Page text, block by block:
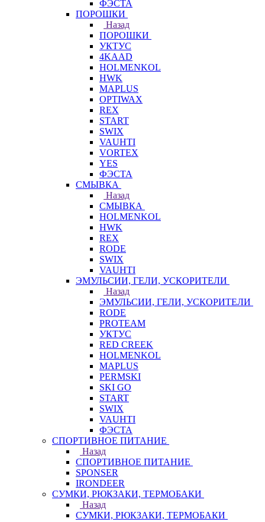
ФЭСТА
ПОРОШКИ
Назад
ПОРОШКИ
УКТУС
4KAAD
HOLMENKOL
HWK
MAPLUS
OPTIWAX
REX
START
SWIX
VAUHTI
VORTEX
YES
ФЭСТА
СМЫВКА
Назад
СМЫВКА
HOLMENKOL
HWK
REX
RODE
SWIX
VAUHTI
ЭМУЛЬСИИ, ГЕЛИ, УСКОРИТЕЛИ
Назад
ЭМУЛЬСИИ, ГЕЛИ, УСКОРИТЕЛИ
RODE
PROTEAM
УКТУС
RED CREEK
HOLMENKOL
MAPLUS
PERMSKI
SKI GO
START
SWIX
VAUHTI
ФЭСТА
СПОРТИВНОЕ ПИТАНИЕ
Назад
СПОРТИВНОЕ ПИТАНИЕ
SPONSER
IRONDEER
СУМКИ, РЮКЗАКИ, ТЕРМОБАКИ
Назад
СУМКИ, РЮКЗАКИ, ТЕРМОБАКИ